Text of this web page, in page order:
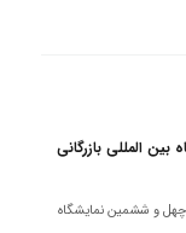
المللی بازرگانی
چهل و ششمین نمایشگاه